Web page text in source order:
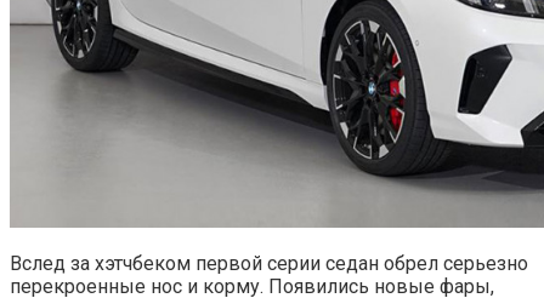
Вслед за хэтчбеком первой серии седан обрел серьезно
перекроенные нос и корму. Появились новые фары,